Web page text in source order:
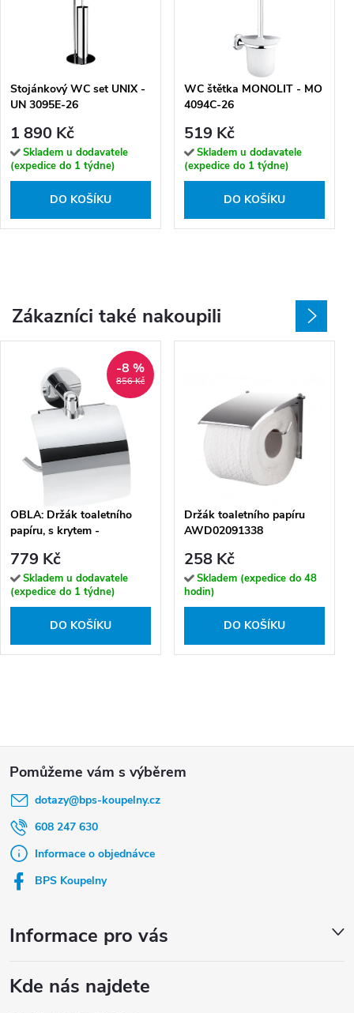
Stojánkový WC set UNIX -
UN 3095E-26
1 890 Kč
Skladem u dodavatele
(expedice do 1 týdne)
DO KOŠÍKU
WC štětka MONOLIT - MO
4094C-26
519 Kč
Skladem u dodavatele
(expedice do 1 týdne)
DO KOŠÍKU
Zákazníci také nakoupili
856 Kč
-8 %
OBLA: Držák toaletního
papíru, s krytem -
779 Kč
Skladem u dodavatele
(expedice do 1 týdne)
DO KOŠÍKU
Držák toaletního papíru
AWD02091338
258 Kč
Skladem (expedice do 48
hodin)
DO KOŠÍKU
dotazy@bps-koupelny.cz
608 247 630
Informace o objednávce
BPS Koupelny
Informace pro vás
Kde nás najdete